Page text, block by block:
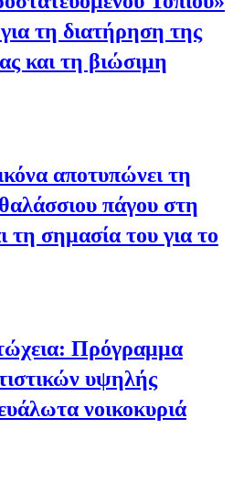
τη διατήρηση της
και τη βιώσιμη
αποτυπώνει τη
πάγου στη
τη σημασία του για το
Πρόγραμμα
υψηλής
νοικοκυριά